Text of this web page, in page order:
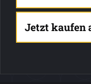
Jetzt kaufen